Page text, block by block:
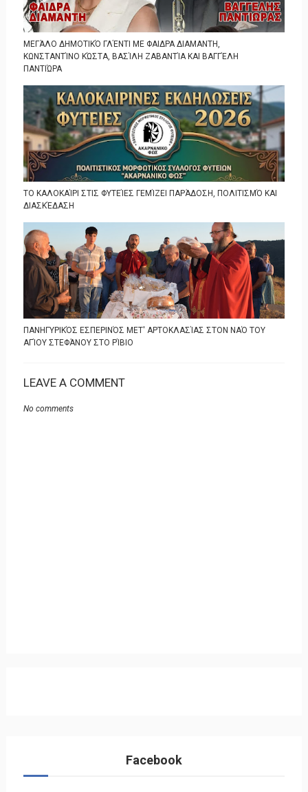
ΜΕΓΆΛΟ ΔΗΜΟΤΙΚΌ ΓΛΈΝΤΙ ΜΕ ΦΑΙΔΡΑ ΔΙΑΜΑΝΤΗ,
ΚΩΝΣΤΑΝΤΊΝΟ ΚΏΣΤΑ, ΒΑΣΊΛΗ ΖΑΒΑΝΤΊΑ ΚΑΙ ΒΑΓΓΈΛΗ
ΠΑΝΤΙΏΡΑ
ΤΟ ΚΑΛΟΚΑΊΡΙ ΣΤΙΣ ΦΥΤΕΊΕΣ ΓΕΜΊΖΕΙ ΠΑΡΆΔΟΣΗ, ΠΟΛΙΤΙΣΜΌ ΚΑΙ
ΔΙΑΣΚΈΔΑΣΗ
ΠΑΝΗΓΥΡΙΚΌΣ ΕΣΠΕΡΙΝΌΣ ΜΕΤ' ΑΡΤΟΚΛΑΣΊΑΣ ΣΤΟΝ ΝΑΌ ΤΟΥ
ΑΓΊΟΥ ΣΤΕΦΆΝΟΥ ΣΤΟ ΡΊΒΙΟ
LEAVE A COMMENT
No comments
Facebook